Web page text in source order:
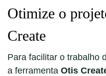
Otimize o
Create
Para facilitar o trabalho
a ferramenta Otis